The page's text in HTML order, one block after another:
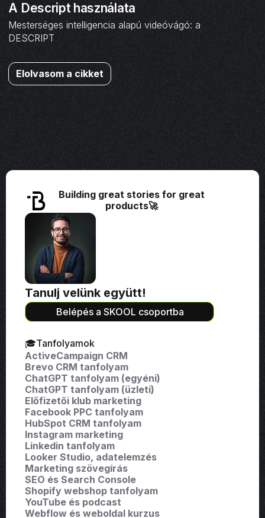
A Descript használata
Mesterséges intelligencia alapú videóvágó: a
DESCRIPT
Elolvasom a cikket
Building great stories for great
products🚀
Tanulj velünk együtt!
Belépés a SKOOL csoportba
🎓Tanfolyamok
ActiveCampaign CRM
Brevo CRM tanfolyam
ChatGPT tanfolyam (egyéni)
ChatGPT tanfolyam (üzleti)
Előfizetői klub marketing
Facebook PPC tanfolyam
HubSpot CRM tanfolyam
Instagram marketing
Linkedin tanfolyam
Looker Studio, adatelemzés
Marketing szövegírás
SEO és Search Console
Shopify webshop tanfolyam
YouTube és podcast
Webflow és weboldal kurzus